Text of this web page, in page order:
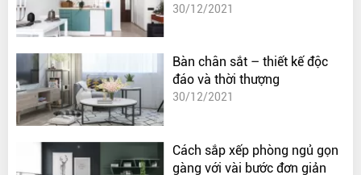
30/12/2021
Bàn chân sắt – thiết kế độc
đáo và thời thượng
30/12/2021
Cách sắp xếp phòng ngủ gọn
gàng với vài bước đơn giản